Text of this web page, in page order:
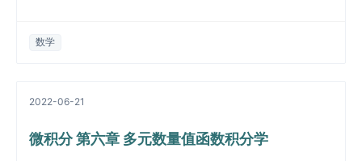
数学
2022-06-21
微积分 第六章 多元数量值函数积分学